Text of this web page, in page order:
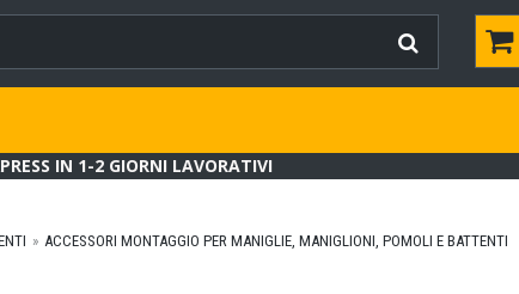
IN 1-2 GIORNI LAVORATIVI
ACCESSORI MONTAGGIO PER MANIGLIE, MANIGLIONI, POMOLI E BATTENTI